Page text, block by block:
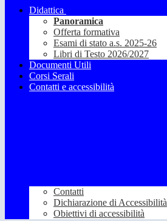
Didattica
Panoramica
Offerta formativa
Esami di stato a.s. 2025-26
Libri di Testo 2026/2027
Documenti Utili
Corsi Serali
Contatti e accessibilità
Contatti
Dichiarazione di Accessibilità
Obiettivi di accessibilità